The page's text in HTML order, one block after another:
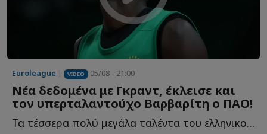
Euroleague | VIDEO 05/08 - 21:00
Νέα δεδομένα με Γκραντ, έκλεισε και
τον υπερταλαντούχο Βαρβαρίτη ο ΠΑΟ!
Τα τέσσερα πολύ μεγάλα ταλέντα του ελληνικού μπάσκετ, η...